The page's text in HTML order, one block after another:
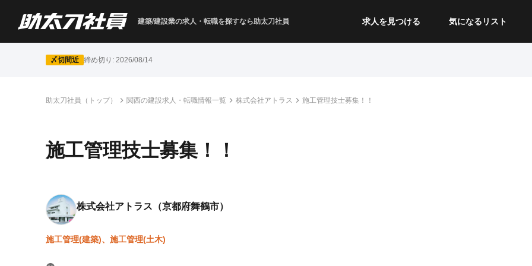
建築/建設業の求人・転職を探すなら助太刀社員 求人を見つける 気になるリスト
〆切間近 締め切り: 2026/08/14
助太刀社員（トップ） 関西の建設求人・転職情報一覧 株式会社アトラス 施工管理技士募集！！
施工管理技士募集！！
株式会社アトラス （京都府舞鶴市）
施工管理(建築)、施工管理(土木)